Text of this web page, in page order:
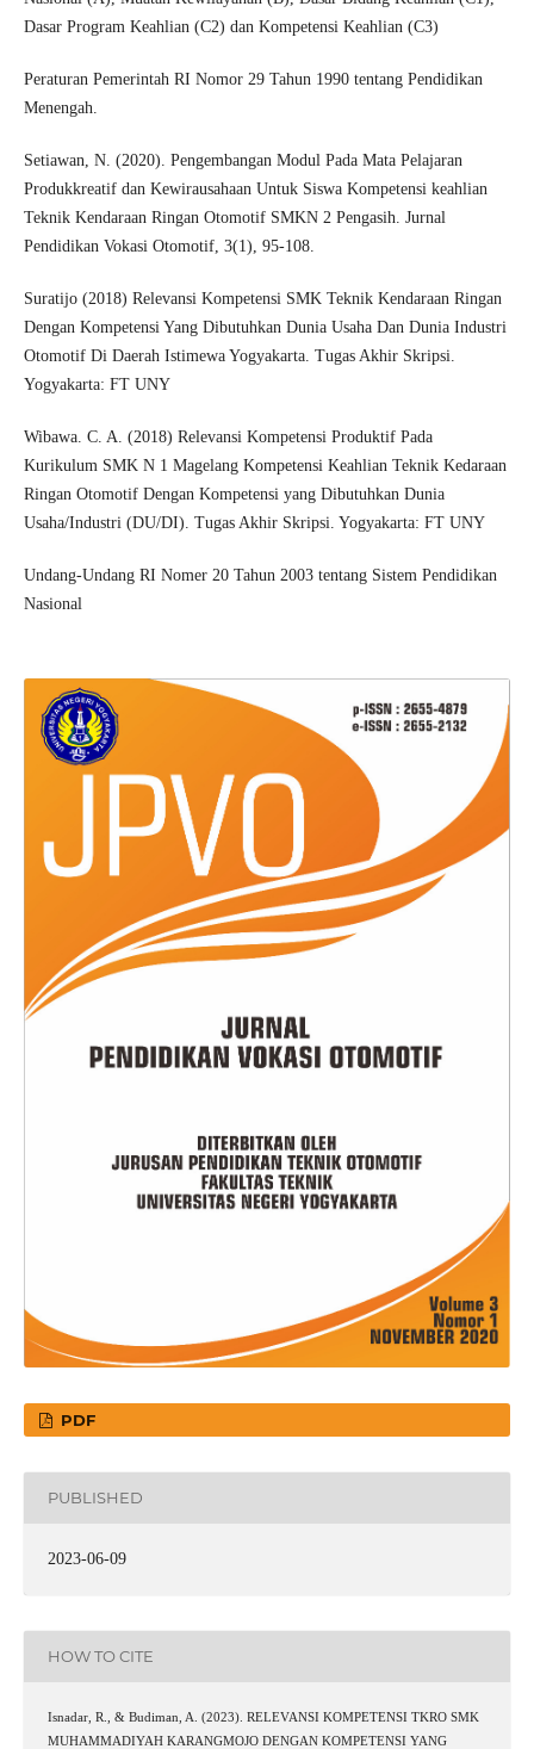
Dasar Program Keahlian (C2) dan Kompetensi Keahlian (C3)
Peraturan Pemerintah RI Nomor 29 Tahun 1990 tentang Pendidikan
Menengah.
Setiawan, N. (2020). Pengembangan Modul Pada Mata Pelajaran
Produkkreatif dan Kewirausahaan Untuk Siswa Kompetensi keahlian
Teknik Kendaraan Ringan Otomotif SMKN 2 Pengasih. Jurnal
Pendidikan Vokasi Otomotif, 3(1), 95-108.
Suratijo (2018) Relevansi Kompetensi SMK Teknik Kendaraan Ringan
Dengan Kompetensi Yang Dibutuhkan Dunia Usaha Dan Dunia Industri
Otomotif Di Daerah Istimewa Yogyakarta. Tugas Akhir Skripsi.
Yogyakarta: FT UNY
Wibawa. C. A. (2018) Relevansi Kompetensi Produktif Pada
Kurikulum SMK N 1 Magelang Kompetensi Keahlian Teknik Kedaraan
Ringan Otomotif Dengan Kompetensi yang Dibutuhkan Dunia
Usaha/Industri (DU/DI). Tugas Akhir Skripsi. Yogyakarta: FT UNY
Undang-Undang RI Nomer 20 Tahun 2003 tentang Sistem Pendidikan
Nasional
PDF
PUBLISHED
2023-06-09
HOW TO CITE
Isnadar, R., & Budiman, A. (2023). RELEVANSI KOMPETENSI TKRO SMK
MUHAMMADIYAH KARANGMOJO DENGAN KOMPETENSI YANG